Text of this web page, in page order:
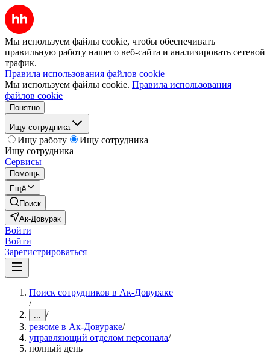
Мы используем файлы cookie, чтобы обеспечивать
правильную работу нашего веб-сайта и анализировать сетевой
трафик.
Правила использования файлов cookie
Мы используем файлы cookie. Правила использования
файлов cookie
Понятно
Ищу сотрудника
Ищу работу
Ищу сотрудника
Ищу сотрудника
Сервисы
Помощь
Ещё
Поиск
Ак-Довурак
Войти
Войти
Зарегистрироваться
Поиск сотрудников в Ак-Довураке
/
... /
резюме в Ак-Довураке/
управляющий отделом персонала/
полный день